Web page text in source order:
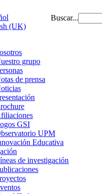
Buscar...
grupo
de prensa
GSI
UPM
Educativa
de investigación